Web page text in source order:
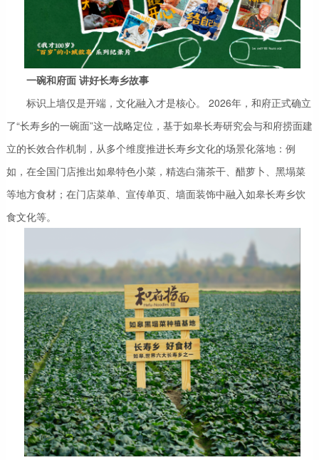
一碗和府面 讲好长寿乡故事
标识上墙仅是开端，文化融入才是核心。 2026年，和府正式确立
了“长寿乡的一碗面”这一战略定位，基于如皋长寿研究会与和府捞面建
立的长效合作机制，从多个维度推进长寿乡文化的场景化落地：例
如，在全国门店推出如皋特色小菜，精选白蒲茶干、醋萝卜、黑塌菜
等地方食材；在门店菜单、宣传单页、墙面装饰中融入如皋长寿乡饮
食文化等。